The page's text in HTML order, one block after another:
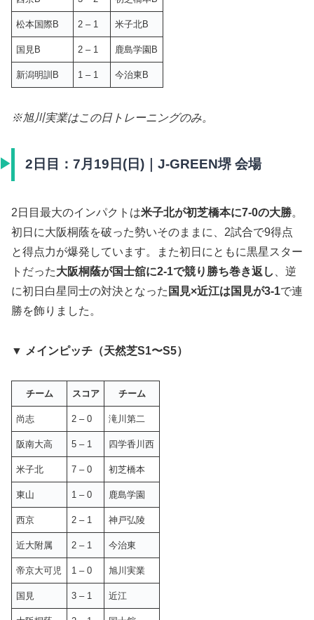
松本国際B 2 – 1 米子北B
国見B 2 – 1 鹿島学園B
新潟明訓B 1 – 1 今治東B
※旭川実業はこの日トレーニングのみ。
2日目：7月19日(日)｜J-GREEN堺 会場
2日目最大のインパクトは米子北が初芝橋本に7-0の大勝。
初日に大阪桐蔭を破った勢いそのままに、2試合で9得点
と得点力が爆発しています。また初日にともに黒星スター
トだった大阪桐蔭が国士舘に2-1で競り勝ち巻き返し
、逆
に初日白星同士の対決となった 国見×近江は国見が3-1で連
勝を飾りました。
▼ メインピッチ（天然芝S1〜S5）
チーム スコア チーム
尚志 2 – 0 滝川第二
阪南大高 5 – 1 四学香川西
米子北 7 – 0 初芝橋本
東山 1 – 0 鹿島学園
西京 2 – 1 神戸弘陵
近大附属 2 – 1 今治東
帝京大可児 1 – 0 旭川実業
国見 3 – 1 近江